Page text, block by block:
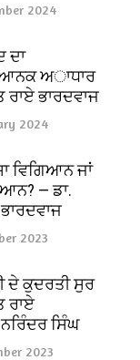
2024
ਦਾ
ਅਾਧਾਰ
ਰਾਏ ਭਾਰਦਵਾਜ
2024
ਵਿਗਿਆਨ ਜਾਂ
— ਡਾ.
2023
ਦੇ ਕੁਦਰਤੀ ਸੁਰ
ਰਾਏ
ਸਿੰਘ
2023